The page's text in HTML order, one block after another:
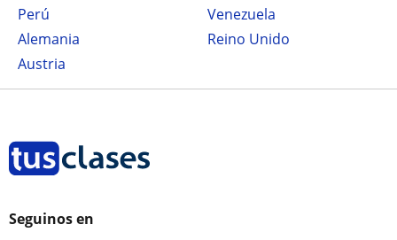
Perú
Venezuela
Alemania
Reino Unido
Austria
Seguinos en